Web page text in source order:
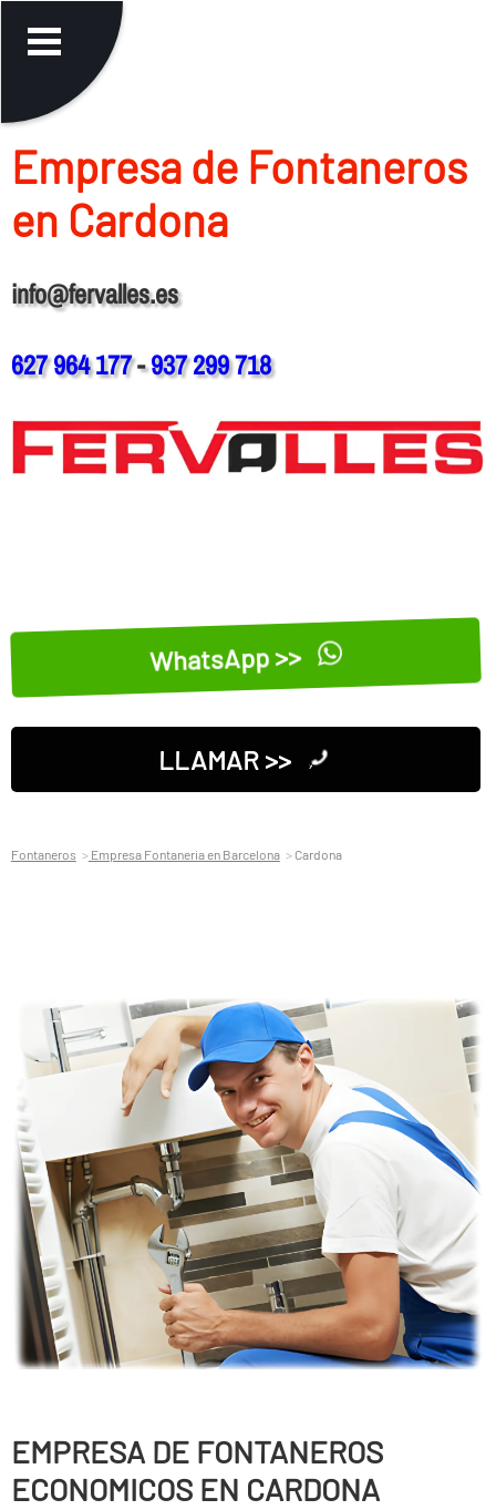
Empresa de Fontaneros
en Cardona
info@fervalles.es
627 964 177-937 299 718
WhatsApp >>
LLAMAR >>
Fontaneros Empresa Fontaneria en Barcelona Cardona
EMPRESA DE FONTANEROS
ECONOMICOS EN CARDONA